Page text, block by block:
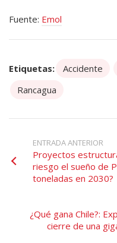
Fuente: Emol
Etiquetas: Accidente
Rancagua
ENTRADA ANTERIOR
Proyectos
riesgo el sueño de
toneladas en 2030?
¿Qué gana Chile?:
cierre de una